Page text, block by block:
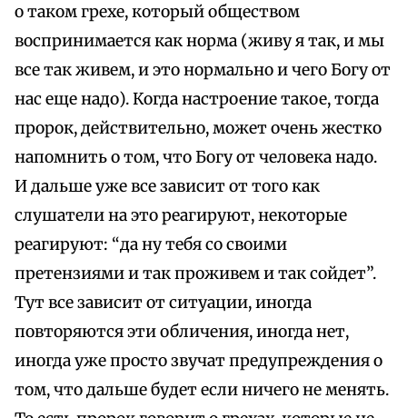
о таком грехе, который обществом
воспринимается как норма (живу я так, и мы
все так живем, и это нормально и чего Богу от
нас еще надо). Когда настроение такое, тогда
пророк, действительно, может очень жестко
напомнить о том, что Богу от человека надо.
И дальше уже все зависит от того как
слушатели на это реагируют, некоторые
реагируют: “да ну тебя со своими
претензиями и так проживем и так сойдет”.
Тут все зависит от ситуации, иногда
повторяются эти обличения, иногда нет,
иногда уже просто звучат предупреждения о
том, что дальше будет если ничего не менять.